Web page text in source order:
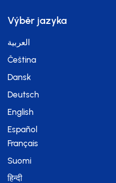
Výběr jazyka
العربية
Čeština
Dansk
Deutsch
English
Español
Français
Suomi
हिन्दी